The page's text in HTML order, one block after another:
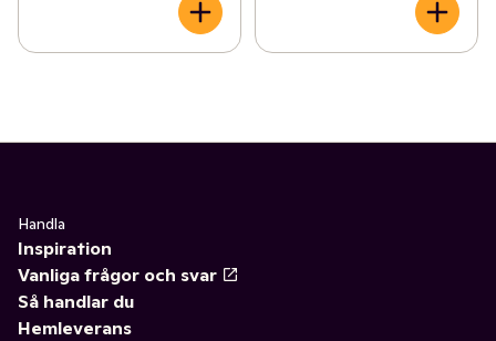
Handla
Inspiration
Vanliga frågor och svar
Så handlar du
Hemleverans